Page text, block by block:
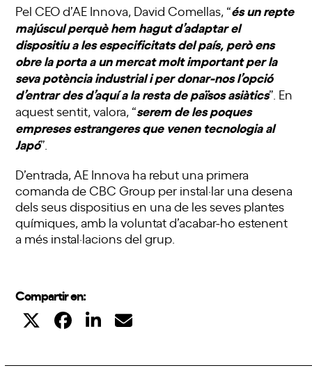
Pel CEO d’AE Innova, David Comellas, “és un repte
majúscul perquè hem hagut d’adaptar el
dispositiu a les especificitats del país, però ens
obre la porta a un mercat molt important per la
seva potència industrial i per donar-nos l’opció
d’entrar des d’aquí a la resta de països asiàtics”. En
aquest sentit, valora, “serem de les poques
empreses estrangeres que venen tecnologia al
Japó”.
D’entrada, AE Innova ha rebut una primera
comanda de CBC Group per instal·lar una desena
dels seus dispositius en una de les seves plantes
químiques, amb la voluntat d’acabar-ho estenent
a més instal·lacions del grup.
Compartir en: